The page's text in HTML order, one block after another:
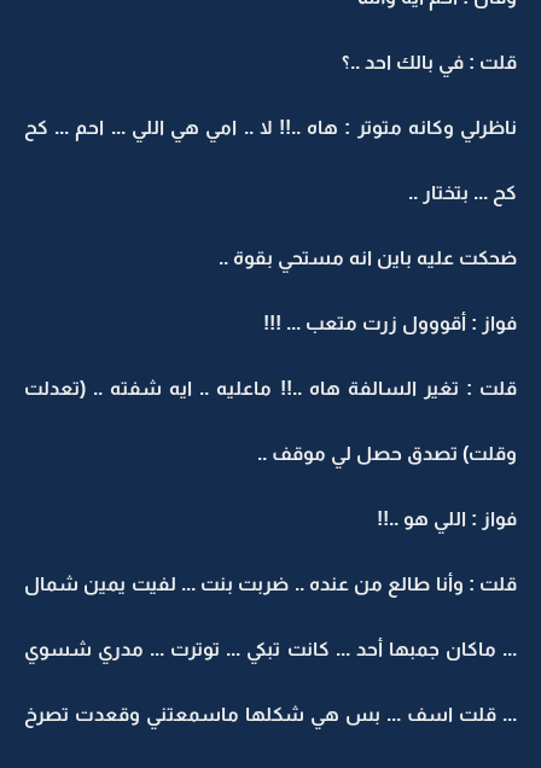
قلت : في بالك احد ..؟
ناظرلي وكانه متوتر : هاه ..!! لا .. امي هي اللي ... احم ... كح
كح ... بتختار ..
ضحكت عليه باين انه مستحي بقوة ..
فواز : أقووول زرت متعب ... !!!
قلت : تغير السالفة هاه ..!! ماعليه .. ايه شفته .. (تعدلت
وقلت) تصدق حصل لي موقف ..
فواز : اللي هو ..!!
قلت : وأنا طالع من عنده .. ضربت بنت ... لفيت يمين شمال
... ماكان جمبها أحد ... كانت تبكي ... توترت ... مدري شسوي
... قلت اسف ... بس هي شكلها ماسمعتني وقعدت تصرخ